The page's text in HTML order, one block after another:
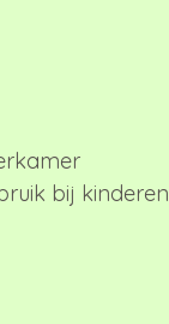
bij kinderen